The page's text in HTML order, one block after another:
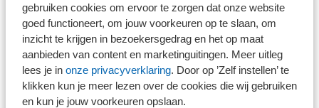
gebruiken cookies om ervoor te zorgen dat onze website
goed functioneert, om jouw voorkeuren op te slaan, om
inzicht te krijgen in bezoekersgedrag en het op maat
aanbieden van content en marketinguitingen. Meer uitleg
lees je in onze privacyverklaring. Door op ’Zelf instellen’ te
klikken kun je meer lezen over de cookies die wij gebruiken
en kun je jouw voorkeuren opslaan.
Hoe gaan we hier in de toekomst mee om? SRA-leden
zijn van harte welkom om hierover met collega-kantoren
door te praten tijdens degratis sparrensessieop
woensdag 14 april.